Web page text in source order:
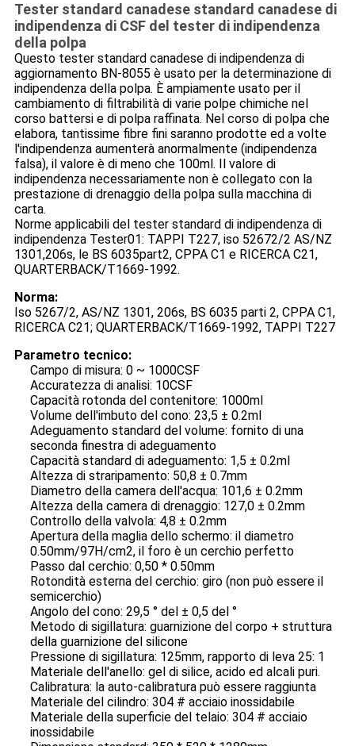
Tester standard canadese standard canadese di
indipendenza di CSF del tester di indipendenza
della polpa
Questo tester standard canadese di indipendenza di
aggiornamento BN-8055 è usato per la determinazione di
indipendenza della polpa. È ampiamente usato per il
cambiamento di filtrabilità di varie polpe chimiche nel
corso battersi e di polpa raffinata. Nel corso di polpa che
elabora, tantissime fibre fini saranno prodotte ed a volte
l'indipendenza aumenterà anormalmente (indipendenza
falsa), il valore è di meno che 100ml. Il valore di
indipendenza necessariamente non è collegato con la
prestazione di drenaggio della polpa sulla macchina di
carta.
Norme applicabili del tester standard di indipendenza di
indipendenza Tester01: TAPPI T227, iso 52672/2 AS/NZ
1301,206s, le BS 6035part2, CPPA C1 e RICERCA C21,
QUARTERBACK/T1669-1992.
Norma:
Iso 5267/2, AS/NZ 1301, 206s, BS 6035 parti 2, CPPA C1,
RICERCA C21; QUARTERBACK/T1669-1992, TAPPI T227
Parametro tecnico:
Campo di misura: 0 ~ 1000CSF
Accuratezza di analisi: 10CSF
Capacità rotonda del contenitore: 1000ml
Volume dell'imbuto del cono: 23,5 ± 0.2ml
Adeguamento standard del volume: fornito di una
seconda finestra di adeguamento
Capacità standard di adeguamento: 1,5 ± 0.2ml
Altezza di straripamento: 50,8 ± 0.7mm
Diametro della camera dell'acqua: 101,6 ± 0.2mm
Altezza della camera di drenaggio: 127,0 ± 0.2mm
Controllo della valvola: 4,8 ± 0.2mm
Apertura della maglia dello schermo: il diametro
0.50mm/97H/cm2, il foro è un cerchio perfetto
Passo dal cerchio: 0,50 * 0.50mm
Rotondità esterna del cerchio: giro (non può essere il
semicerchio)
Angolo del cono: 29,5 ° del ± 0,5 del °
Metodo di sigillatura: guarnizione del corpo + struttura
della guarnizione del silicone
Pressione di sigillatura: 125mm, rapporto di leva 25: 1
Materiale dell'anello: gel di silice, acido ed alcali puri.
Calibratura: la auto-calibratura può essere raggiunta
Materiale del cilindro: 304 # acciaio inossidabile
Materiale della superficie del telaio: 304 # acciaio
inossidabile